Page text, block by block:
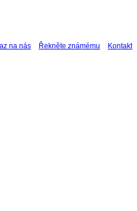
na nás Řekněte známému Kontakt